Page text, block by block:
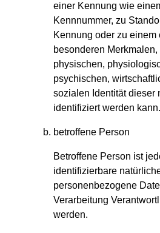
einer Kennung wie
Kennnummer, zu
Kennung oder zu einem
besonderen
physischen,
psychischen,
sozialen Identität dieser
identifiziert werden kann.
betroffene Person
Betroffene Person ist
identifizierbare
personenbezogene
Verarbeitung
werden.